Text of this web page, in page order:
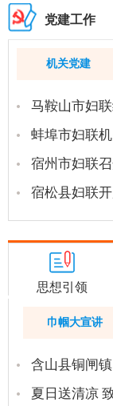
党建工作
机关党建
马鞍山市妇
蚌埠市妇联
宿州市妇联
宿松县妇联
思想引领
巾帼大宣讲
含山县铜闸
夏日送清凉